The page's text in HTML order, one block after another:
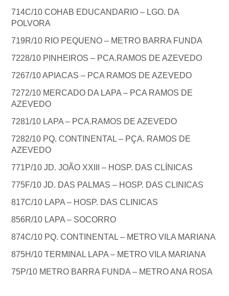
714C/10 COHAB EDUCANDARIO – LGO. DA
POLVORA
719R/10 RIO PEQUENO – METRO BARRA FUNDA
7228/10 PINHEIROS – PCA.RAMOS DE AZEVEDO
7267/10 APIACAS – PCA RAMOS DE AZEVEDO
7272/10 MERCADO DA LAPA – PCA RAMOS DE
AZEVEDO
7281/10 LAPA – PCA.RAMOS DE AZEVEDO
7282/10 PQ. CONTINENTAL – PÇA. RAMOS DE
AZEVEDO
771P/10 JD. JOÃO XXIII – HOSP. DAS CLÍNICAS
775F/10 JD. DAS PALMAS – HOSP. DAS CLINICAS
817C/10 LAPA – HOSP. DAS CLINICAS
856R/10 LAPA – SOCORRO
874C/10 PQ. CONTINENTAL – METRO VILA MARIANA
875H/10 TERMINAL LAPA – METRO VILA MARIANA
75P/10 METRO BARRA FUNDA – METRO ANA ROSA